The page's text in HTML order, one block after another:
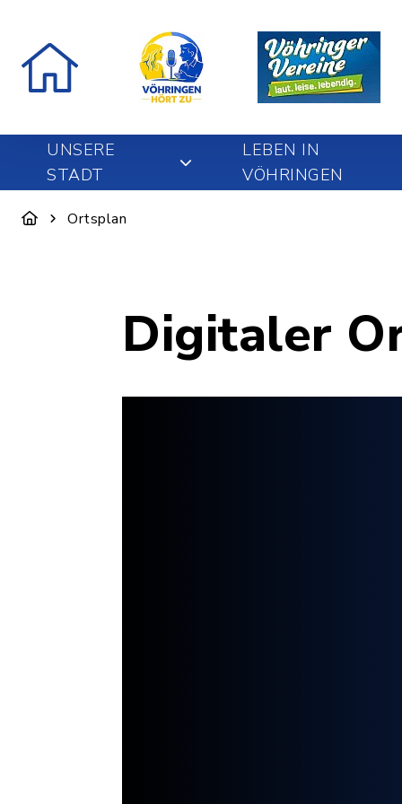
UNSERE
STADT
LEBEN IN
VÖHRINGEN
Ortsplan
Digitaler